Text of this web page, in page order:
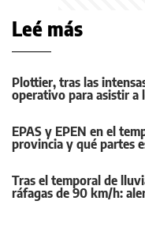
Leé más
Plottier, tras las
operativo para asistir a
EPAS y EPEN en el
provincia y qué partes
Tras el temporal de
ráfagas de 90 km/h: